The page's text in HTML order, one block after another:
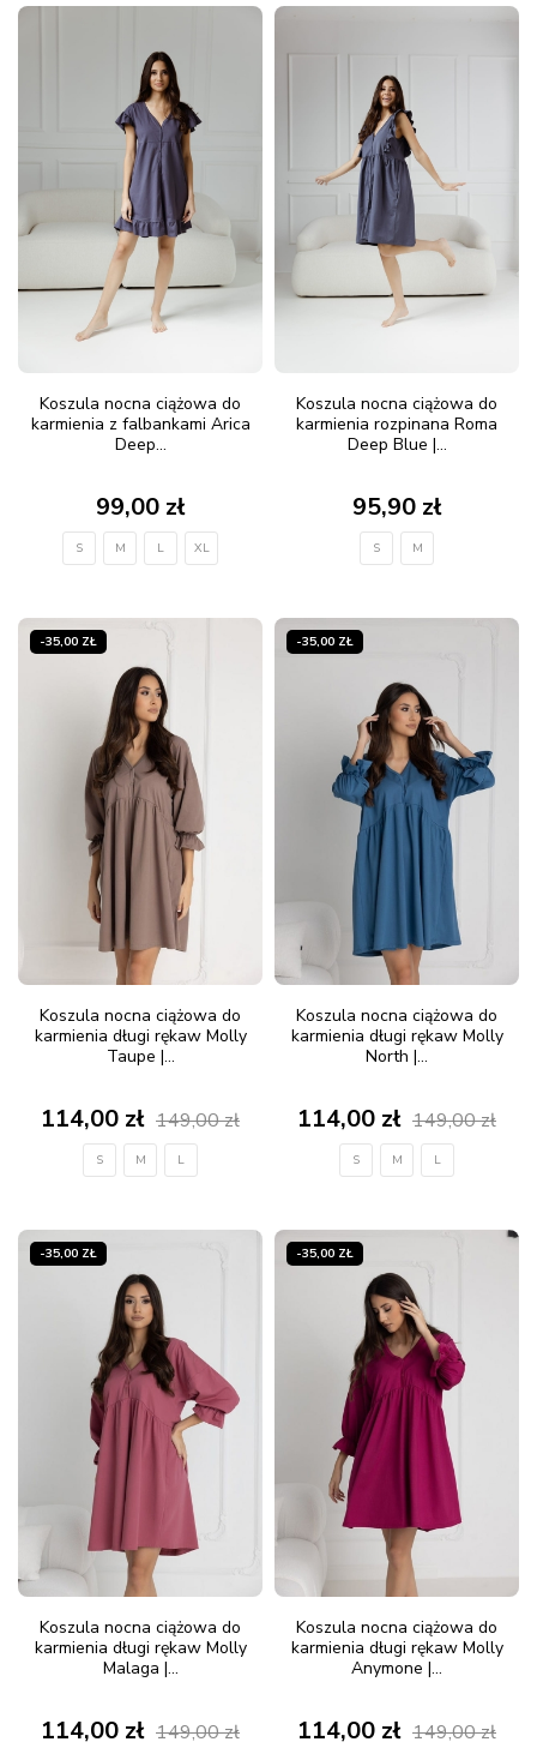
Koszula nocna ciążowa do
karmienia z falbankami Arica
Deep...
99,00 zł
S M L XL
Koszula nocna ciążowa do
karmienia rozpinana Roma
Deep Blue |...
95,90 zł
S M
-35,00 ZŁ
Koszula nocna ciążowa do
karmienia długi rękaw Molly
Taupe |...
114,00 zł 149,00 zł
S M L
-35,00 ZŁ
Koszula nocna ciążowa do
karmienia długi rękaw Molly
North |...
114,00 zł 149,00 zł
S M L
-35,00 ZŁ
Koszula nocna ciążowa do
karmienia długi rękaw Molly
Malaga |...
114,00 zł 149,00 zł
-35,00 ZŁ
Koszula nocna ciążowa do
karmienia długi rękaw Molly
Anymone |...
114,00 zł 149,00 zł